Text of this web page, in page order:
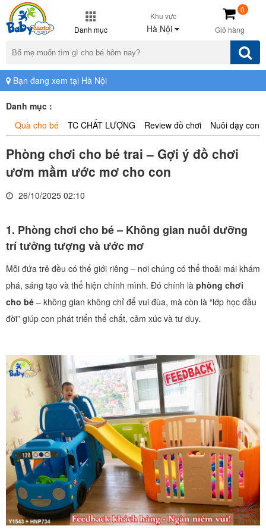
Danh mục
Khu vực
Hà Nội Giỏ hàng
0
Bạn đang xem tại Hà Nội
Danh mục :
Quà cho bé
TC CHẤT LƯỢNG Review đồ chơi Nuôi dạy con
Phòng chơi cho bé trai – Gợi ý đồ chơi
ươm mầm ước mơ cho con
26/10/2025 02:10
1. Phòng chơi cho bé – Không gian nuôi dưỡng
trí tưởng tượng và ước mơ
Mỗi đứa trẻ đều có thế giới riêng – nơi chúng có thể thoải mái khám
phá, sáng tạo và thể hiện chính mình. Đó chính là phòng chơi
cho bé – không gian không chỉ để vui đùa, mà còn là “lớp học đầu
đời” giúp con phát triển thể chất, cảm xúc và tư duy.